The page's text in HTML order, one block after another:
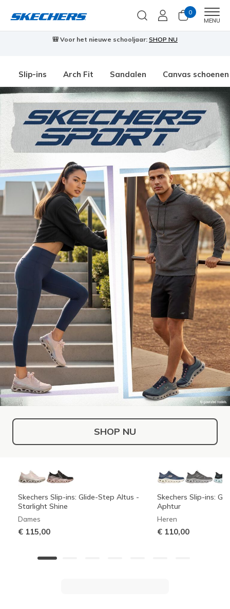
0
MENU
🎒 Voor het nieuwe schooljaar: SHOP NU
Slip-ins Arch Fit Sandalen Canvas schoenen
SHOP NU
Skechers Slip-ins: Glide-Step Altus -
Starlight Shine
Dames
€ 115,00
Skechers Slip-ins:
Aphtur
Heren
€ 110,00